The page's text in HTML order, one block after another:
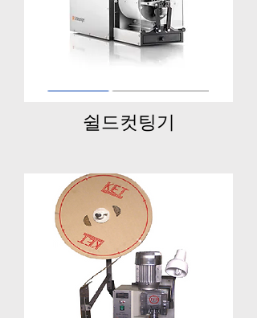
쉴드컷팅기